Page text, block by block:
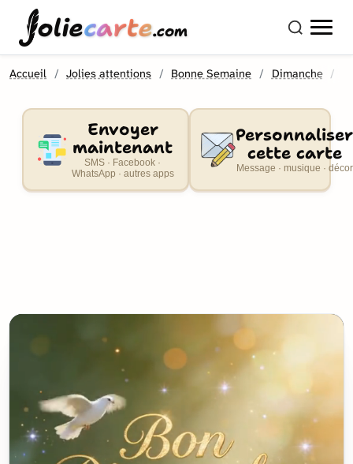
oliecarte.com
Accueil Jolies attentions Bonne Semaine Dimanche
Envoyer
maintenant
SMS · Facebook ·
WhatsApp · autres apps
Personnaliser
cette carte
Message · musique · décor